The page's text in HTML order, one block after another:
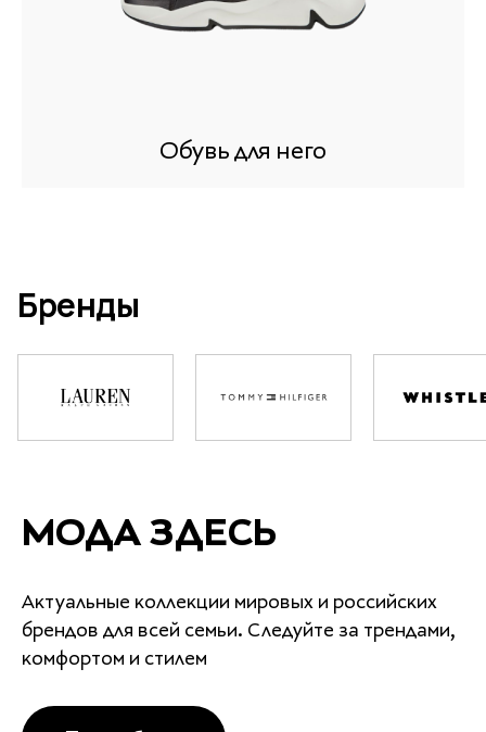
Обувь для него
Бренды
МОДА ЗДЕСЬ
Актуальные коллекции мировых и российских
брендов для всей семьи. Следуйте за трендами,
комфортом и стилем